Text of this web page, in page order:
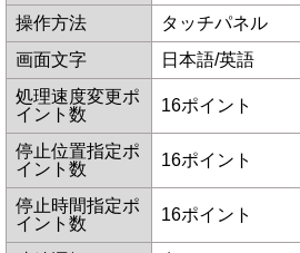
操作方法
タッチパネル
画面文字
日本語/英語
処理速度変更ポ
イント数
16ポイント
停止位置指定ポ
イント数
16ポイント
停止時間指定ポ
イント数
16ポイント